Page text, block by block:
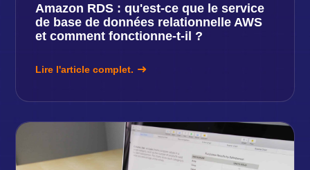
Amazon RDS : qu'est-ce que le service
de base de données relationnelle AWS
et comment fonctionne-t-il ?
Lire l'article complet.